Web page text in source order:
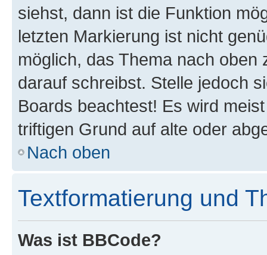
siehst, dann ist die Funktion
letzten Markierung ist nicht
möglich, das Thema nach oben
darauf schreibst. Stelle jedoch
Boards beachtest! Es wird
triftigen Grund auf alte oder
Nach oben
Textformatierung und
Was ist BBCode?